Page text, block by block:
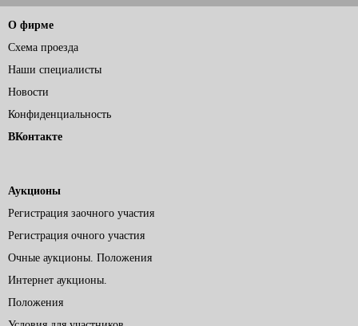
О фирме
Схема проезда
Наши специалисты
Новости
Конфиденциальность
ВКонтакте
Аукционы
Регистрация заочного участия
Регистрация очного участия
Очные аукционы. Положения
Интернет аукционы.
Положения